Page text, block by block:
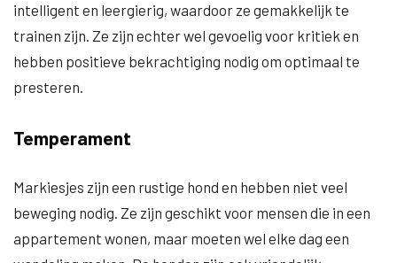
intelligent en leergierig, waardoor ze gemakkelijk te
trainen zijn. Ze zijn echter wel gevoelig voor kritiek en
hebben positieve bekrachtiging nodig om optimaal te
presteren.
Temperament
Markiesjes zijn een rustige hond en hebben niet veel
beweging nodig. Ze zijn geschikt voor mensen die in een
appartement wonen, maar moeten wel elke dag een